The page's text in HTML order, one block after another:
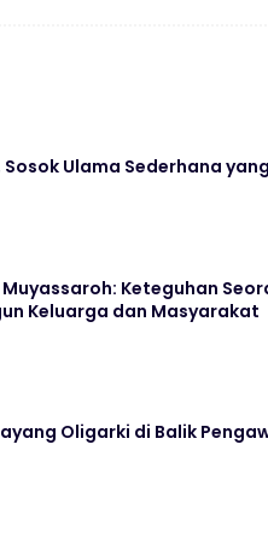
Sosok Ulama Sederhana
Keteguhan
Keluarga dan Masyarakat
Oligarki di Balik